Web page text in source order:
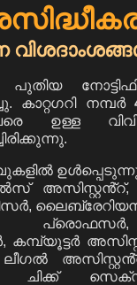
കാറ്റഗറി നമ്പർ
ഉള്ള
ചിക്ക്